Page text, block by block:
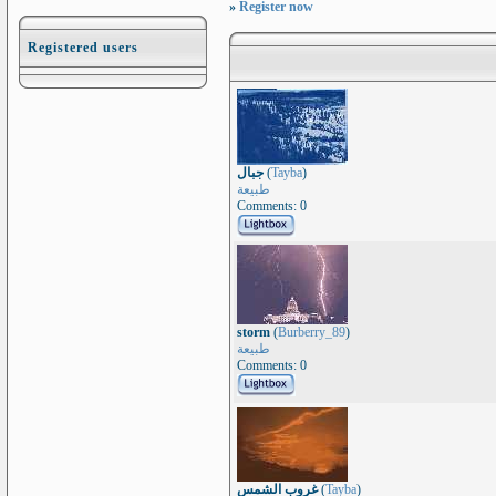
Registered users
» Register now
جبال (Tayba)
طبيعة
Comments: 0
storm (Burberry_89)
طبيعة
Comments: 0
غروب الشمس(Tayba)